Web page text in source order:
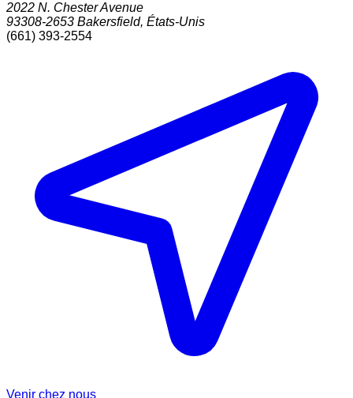
2022 N. Chester Avenue
93308-2653 Bakersfield, États-Unis
(661) 393-2554
Venir chez nous